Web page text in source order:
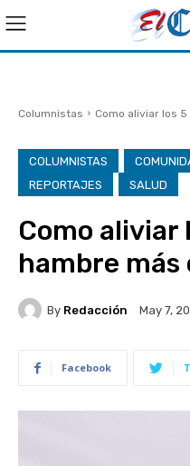
Columnistas Como aliviar los
COLUMNISTAS
REPORTAJES
SALUD
Como aliviar
hambre más
By Redacción May 7,
Facebook